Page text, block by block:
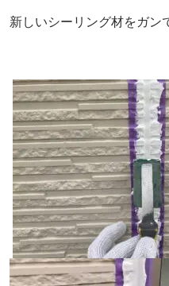
新しいシーリング材をガン